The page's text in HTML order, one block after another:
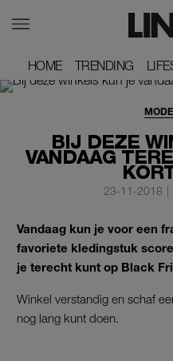
HOME
HOME TRENDING
TRENDING
BIJ DEZE
VANDAAG
MODE
23-11-2018 |
Vandaag kun je voor een
favoriete kledingstuk
je terecht kunt op Black
Winkel verstandig en schaf
nog lang kunt doen.